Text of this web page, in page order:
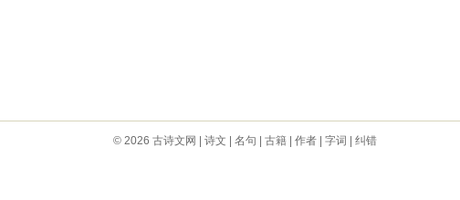
© 2026 古诗文网 诗文 名句 古籍| 作者| 字词 纠错